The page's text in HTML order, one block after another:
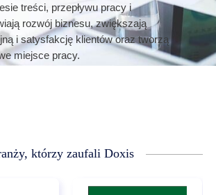
treści, przepływu pracy i
rozwój biznesu, zwiększają
i satysfakcję klientów oraz tworzą
miejsce pracy.
którzy zaufali Doxis